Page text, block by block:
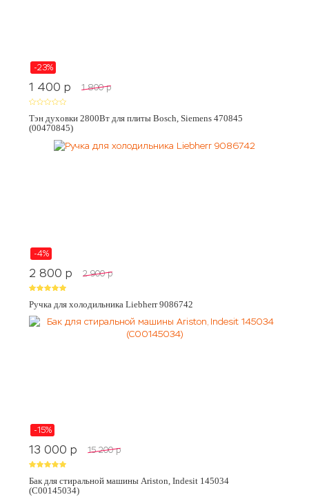
-23%
1 400 p 1 800 p
Тэн духовки 2800Вт для плиты Bosch, Siemens 470845
(00470845)
-4%
2 800 p 2 900 p
Ручка для холодильника Liebherr 9086742
-15%
13 000 p 15 200 p
Бак для стиральной машины Ariston, Indesit 145034
(C00145034)